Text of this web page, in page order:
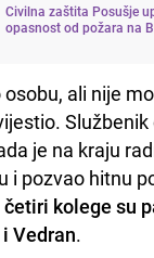
Civilna zaštita Posušje
opasnost od požara na
ali nije
je na kraju
i pozvao hitnu
kolege su
Vedran.